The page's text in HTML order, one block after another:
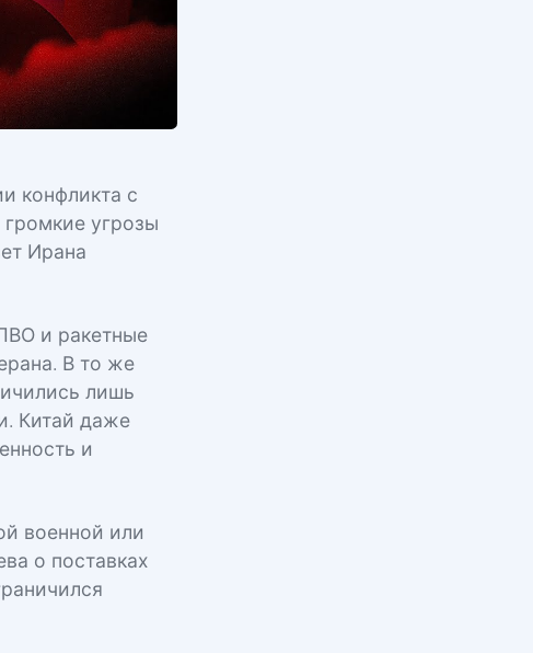
конфликта с
угрозы
Ирана
и ракетные
В то же
лишь
Китай даже
и
военной или
о поставках